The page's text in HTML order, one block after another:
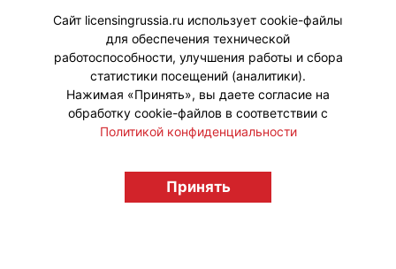
Мой мир
Вконтакте
Одноклассники
licensingrussia.ru, 2009-2026 12+
Сайт licensingrussia.ru использует cookie-файлы
для обеспечения технической
работоспособности, улучшения работы и сбора
статистики посещений (аналитики).
Нажимая «Принять», вы даете согласие на
обработку cookie-файлов в соответствии с
Политикой конфиденциальности
Принять